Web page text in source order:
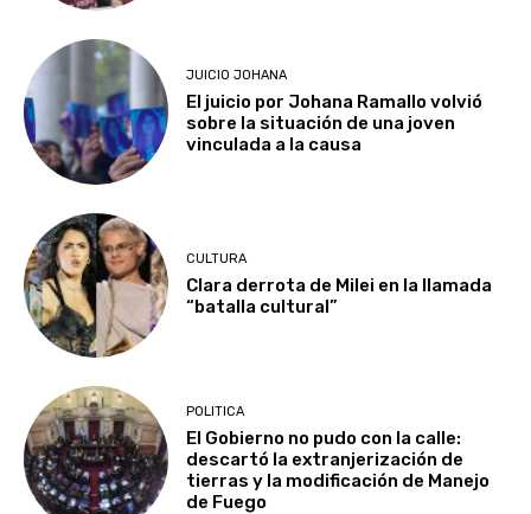
JUICIO JOHANA
El juicio por Johana Ramallo volvió
sobre la situación de una joven
vinculada a la causa
CULTURA
Clara derrota de Milei en la llamada
“batalla cultural”
POLITICA
El Gobierno no pudo con la calle:
descartó la extranjerización de
tierras y la modificación de Manejo
de Fuego